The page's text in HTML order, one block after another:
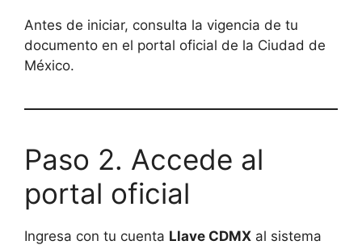
Antes de iniciar, consulta la vigencia de tu
documento en el portal oficial de la Ciudad de
México.
Paso 2. Accede al
portal oficial
Ingresa con tu cuenta Llave CDMX al sistema